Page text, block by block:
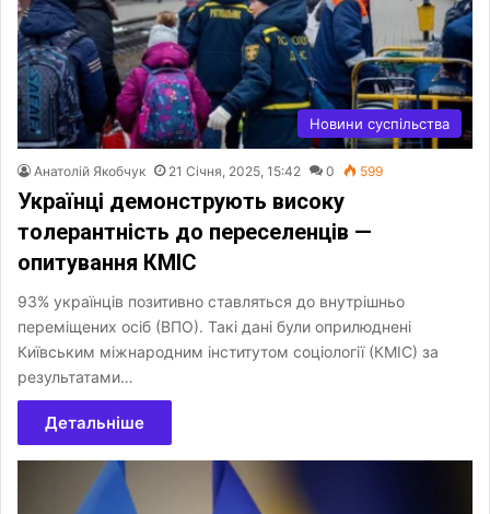
Новини суспільства
Анатолій Якобчук 21 Січня, 2025, 15:42 0 599
Українці демонструють високу
толерантність до переселенців —
опитування КМІС
93% українців позитивно ставляться до внутрішньо
переміщених осіб (ВПО). Такі дані були оприлюднені
Київським міжнародним інститутом соціології (КМІС) за
результатами…
Детальніше